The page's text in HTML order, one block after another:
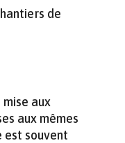
de
mise aux
aux mêmes
est souvent